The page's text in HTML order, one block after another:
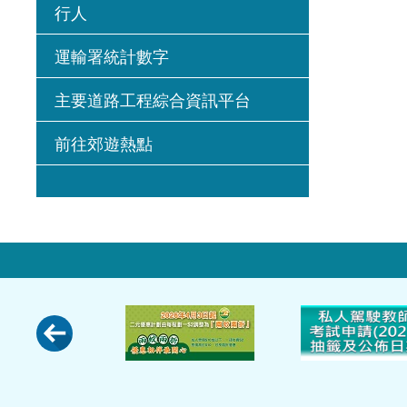
行人
運輸署統計數字
主要道路工程綜合資訊平台
前往郊遊熱點